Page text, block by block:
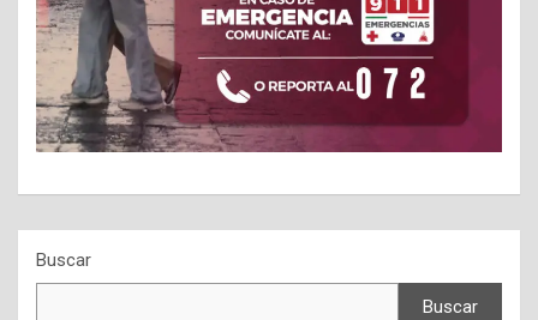
Buscar
Buscar